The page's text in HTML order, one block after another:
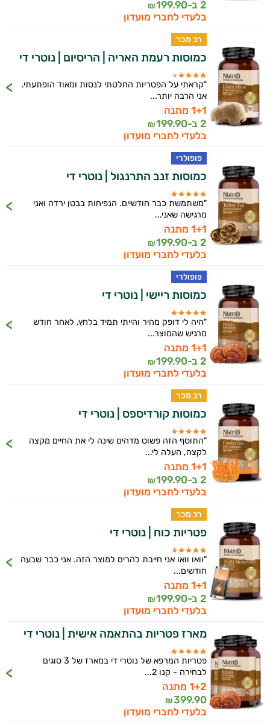
2 ב- 199.90
₪
בלעדי לחברי מועדון
רב מכר
כמוסות רעמת האריה | הריסיום | נוטרי די
"קראתי על הפטריות החלטתי לנסות ומאוד הופתעתי.
אני הרבה יותר...
1+1 מתנה
2 ב-
199.90
₪
בלעדי לחברי מועדון
פופולרי
כמוסות זנב התרנגול | נוטרי די
"משתמשת כבר חודשיים. הנפיחות בבטן ירדה ואני
מרגישה שאני...
1+1 מתנה
2 ב-
199.90
₪
בלעדי לחברי מועדון
פופולרי
כמוסות ריישי | נוטרי די
"היה לי דופק מהיר והייתי תמיד בלחץ. לאחר חודש
מרגיש שהמוצר...
1+1 מתנה
2 ב-
199.90
₪
בלעדי לחברי מועדון
רב מכר
כמוסות קורדיספס | נוטרי די
"התוסף הזה פשוט מדהים שינה לי את החיים מקצה
לקצה, העלה לי...
1+1 מתנה
2 ב-
199.90
₪
בלעדי לחברי מועדון
רב מכר
פטריות כוח | נוטרי די
"וואו וואו אני חייבת להרים למוצר הזה. אני כבר שבעה
חודשים...
1+1 מתנה
2 ב-
199.90
₪
בלעדי לחברי מועדון
מארז פטריות בהתאמה אישית | נוטרי די
פטריות המרפא של נוטרי די במארז של 3 סוגים
לבחירה - קנו 2...
1+2 מתנה
399.90
₪
בלעדי לחברי מועדון
היי,
אני יועץ הבריאות האישי AI של טבע בריא.
התשובות שלי מבוססות על מאגרי מידע קליניים
וספרות מקצועית בתחומי הרפואה הטבעית
ותזונת הספורט.
אני כאן כדי לעזור לך להתאים את תוספי
התזונה ומוצרי הבריאות המדויקים למטרות
ולמצב הגופני שלך, ולהסביר לך אילו רכיבים
עובדים יחד כדי למקסם תוצאות גם בחיי היום
יום וגם בתחום הכושר והספורט.
המטרה שלי היא להתאים עבורך המלצות
אישיות מבוססות מדעית.
זה הזמן להתחיל. איך אוכל לעזור?